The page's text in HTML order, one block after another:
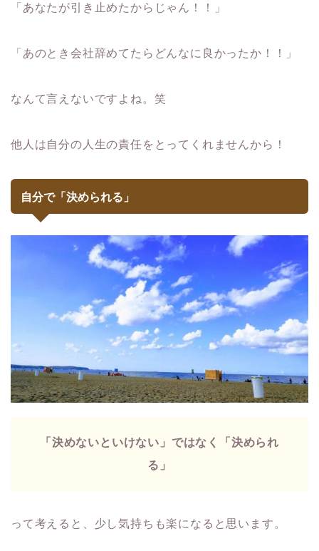
「あなたが引き止めたからじゃん！！」
「あのとき会社辞めてたらどんなに良かったか！！」
なんて言えないですよね。笑
他人は自分の人生の責任をとってくれませんから！
自分で「決められる」
「決めないといけない」ではなく「決められ
る」
って考えると、少し気持ちも楽になると思います。